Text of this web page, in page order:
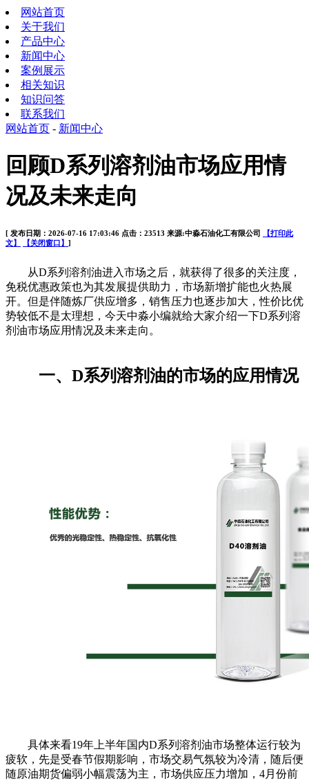
网站首页
关于我们
产品中心
新闻中心
案例展示
相关知识
知识问答
联系我们
网站首页 - 新闻中心
回顾D系列溶剂油市场应用情
况及未来走向
[ 发布日期：2026-07-16 17:03:46 点击：23513 来源:中淼石油化工有限公司
【打印此
文】
【关闭窗口】 ]
从D系列溶剂油进入市场之后，就获得了很多的关注度，
免税优惠政策也为其发展提供助力，市场新增扩能也火热展
开。但是伴随炼厂供应增多，销售压力也逐步加大，性价比优
势较低不是太理想，今天中淼小编就给大家介绍一下D系列溶
剂油市场应用情况及未来走向。
一、D系列溶剂油的市场的应用情况
具体来看19年上半年国内D系列溶剂油市场整体运行较为
疲软，先是受春节假期影响，市场交易气氛较为冷清，随后便
随原油期货偏弱小幅震荡为主，市场供应压力增加，4月份前